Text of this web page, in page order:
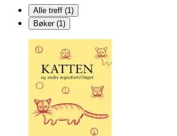
Alle treff (1)
Bøker (1)